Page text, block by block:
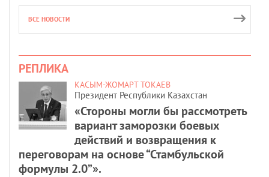
ВСЕ НОВОСТИ
РЕПЛИКА
КАСЫМ-ЖОМАРТ ТОКАЕВ
Президент Республики Казахстан
«Стороны могли бы рассмотреть
вариант заморозки боевых
действий и возвращения к
переговорам на основе “Стамбульской
формулы 2.0”».